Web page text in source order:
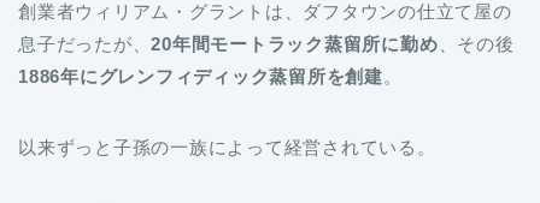
創業者ウィリアム・グラントは、ダフタウンの仕立て屋の
息子だったが、20年間モートラック蒸留所に勤め 、その後
1886年にグレンフィディック蒸留所を創建。
以来ずっと子孫の一族によって経営されている。